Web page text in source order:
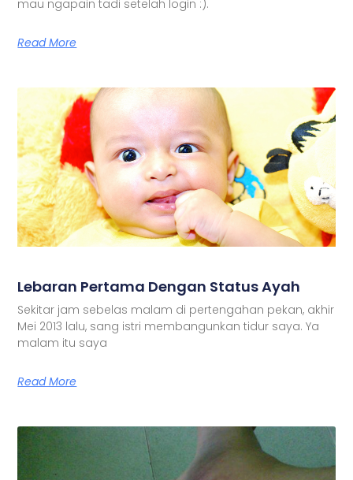
mau ngapain tadi setelah login :).
Read More
Lebaran Pertama Dengan Status Ayah
Sekitar jam sebelas malam di pertengahan pekan, akhir
Mei 2013 lalu, sang istri membangunkan tidur saya. Ya
malam itu saya
Read More